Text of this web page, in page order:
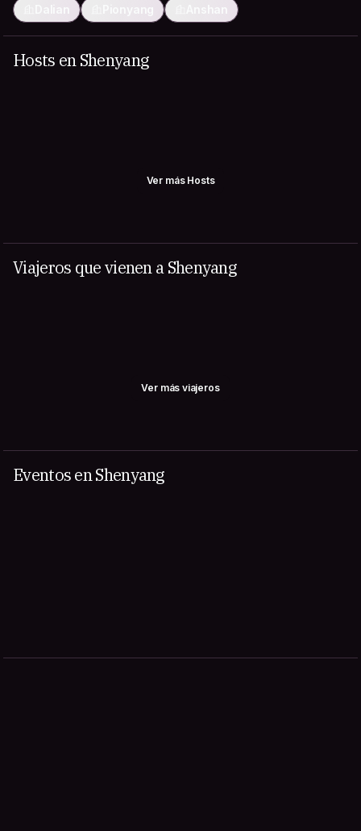
Dalian Pionyang Anshan
Hosts en Shenyang
Ver más Hosts
Viajeros que vienen a Shenyang
Ver más viajeros
Eventos en Shenyang